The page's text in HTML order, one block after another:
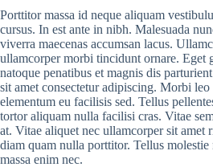
Porttitor massa id neque aliquam
cursus. In est ante in nibh. Malesuada
viverra maecenas accumsan lacus.
ullamcorper morbi tincidunt ornare. Eget
natoque penatibus et magnis dis
sit amet consectetur adipiscing. Morbi leo
elementum eu facilisis sed. Tellus
tortor aliquam nulla facilisi cras. Vitae
at. Vitae aliquet nec ullamcorper sit amet
diam quam nulla porttitor. Tellus
massa enim nec.